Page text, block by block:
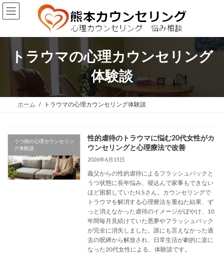
コ
ン
ナ
ビ
トラウマの心理カウンセリング
体験談
ホーム トラウマの心理カウンセリング体験談
うつ病の心理カウンセリン
グ体験談
性的虐待のトラウマに悩む20代女性がカ
ウンセリングと心理療法で改善
2026年6月15日
義父からの性的虐待によるフラッシュバックと
うつ状態に長年悩み、寝込んで家事もできない
ほど困窮していたN.Sさん。カウンセリングで
トラウマを解消する心理療法を重ねた結果、ず
っと消えなかった虐待のイメージがぼやけ、10
年間毎月見続けていた悪夢やフラッシュバック
が完全に消失しました。誰にも言えなかった過
去の呪縛から解放され、日常生活が劇的に楽に
なった20代女性による、体験談です。